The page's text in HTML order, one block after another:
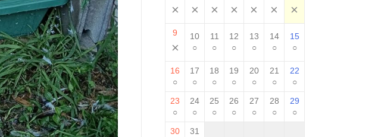
× × × × × × ×
9
×
10
○
11
○
12
○
13
○
14
○
15
○
16
○
17
○
18
○
19
○
20
○
21
○
22
○
23
○
24
○
25
○
26
○
27
○
28
○
29
○
30
31